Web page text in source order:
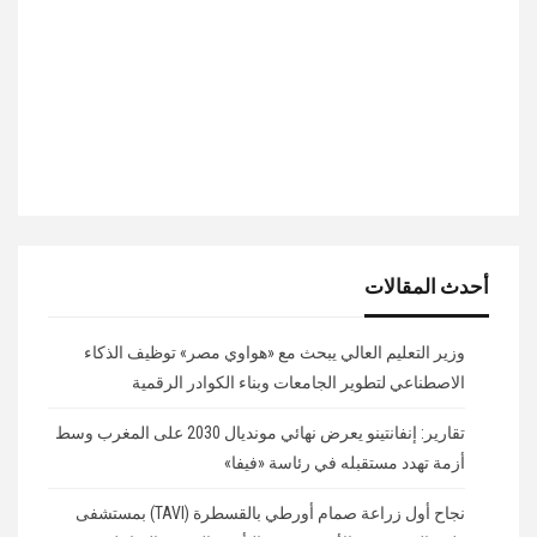
أحدث المقالات
وزير التعليم العالي يبحث مع «هواوي مصر» توظيف الذكاء
الاصطناعي لتطوير الجامعات وبناء الكوادر الرقمية
تقارير: إنفانتينو يعرض نهائي مونديال 2030 على المغرب وسط
أزمة تهدد مستقبله في رئاسة «فيفا»
نجاح أول زراعة صمام أورطي بالقسطرة (TAVI) بمستشفى